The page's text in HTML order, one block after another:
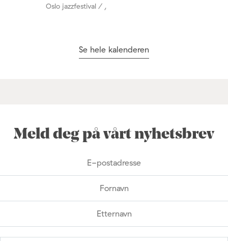
Oslo jazzfestival / ,
Se hele kalenderen
Meld deg på vårt nyhetsbrev